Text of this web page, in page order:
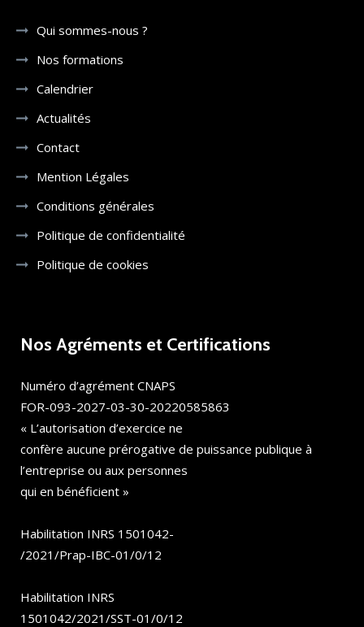
Qui sommes-nous ?
Nos formations
Calendrier
Actualités
Contact
Mention Légales
Conditions générales
Politique de confidentialité
Politique de cookies
Nos Agréments et Certifications
Numéro d’agrément CNAPS
FOR-093-2027-03-30-20220585863
« L’autorisation d’exercice ne
confère aucune prérogative de puissance publique à
l’entreprise ou aux personnes
qui en bénéficient »
Habilitation INRS 1501042-
/2021/Prap-IBC-01/0/12
Habilitation INRS
1501042/2021/SST-01/0/12